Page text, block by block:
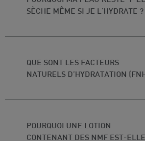
SÈCHE MÊME SI JE L'HYDRATE ?
QUE SONT LES FACTEURS
NATURELS D’HYDRATATION
POURQUOI UNE LOTION
CONTENANT DES NMF EST-ELLE